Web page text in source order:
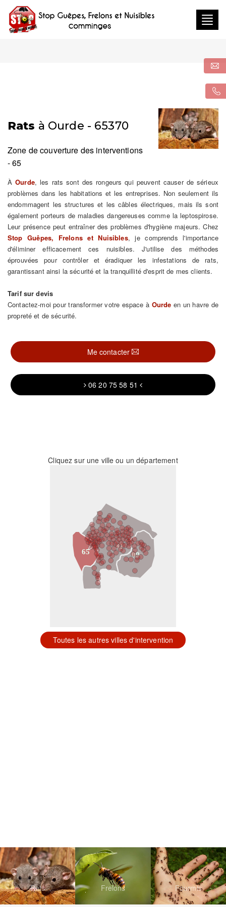
Rats à Ourde - 65370
Zone de couverture des interventions
- 65
ÀOurde, les rats sont des rongeurs qui peuvent causer de sérieux
problèmes dans les habitations et les entreprises. Non seulement ils
endommagent les structures et les câbles électriques, mais ils sont
également porteurs de maladies dangereuses comme la leptospirose.
Leur présence peut entraîner des problèmes d'hygiène majeurs. Chez
Stop Guêpes, Frelons et Nuisibles, je comprends l'importance
d'éliminer efficacement ces nuisibles. J'utilise des méthodes
éprouvées pour contrôler et éradiquer les infestations de rats,
garantissant ainsi la sécurité et la tranquillité d'esprit de mes clients.
Tarif sur devis
Contactez-moi pour transformer votre espace à Ourde en un havre de
propreté et de sécurité.
Me contacter
06 20 75 58 51
Cliquez sur une ville ou un département
31
09
65
Toutes les autres villes d'intervention
Rats Frelons Fourmis